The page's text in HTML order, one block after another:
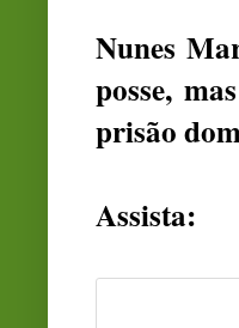
Nunes
posse,
prisão
Assista: